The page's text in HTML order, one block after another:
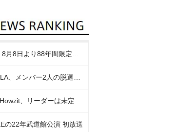
、リーダーは未定
の22年武道館公演 初放送